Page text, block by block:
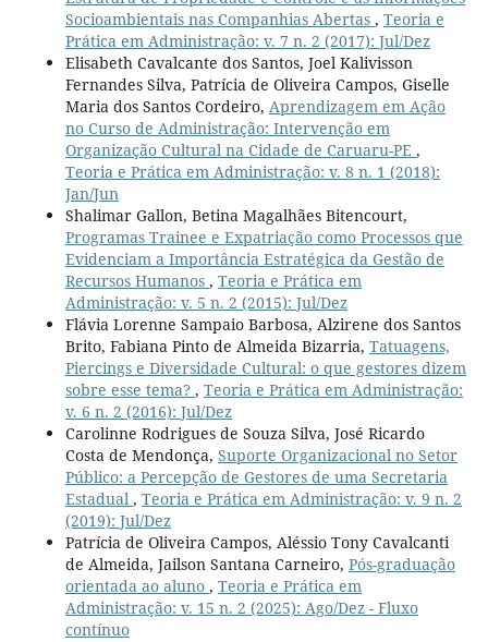
Socioambientais nas Companhias Abertas , Teoria e
Prática em Administração: v. 7 n. 2 (2017): Jul/Dez
Elisabeth Cavalcante dos Santos, Joel Kalivisson
Fernandes Silva, Patrícia de Oliveira Campos, Giselle
Maria dos Santos Cordeiro, Aprendizagem em Ação
no Curso de Administração: Intervenção em
Organização Cultural na Cidade de Caruaru-PE ,
Teoria e Prática em Administração: v. 8 n. 1 (2018):
Jan/Jun
Shalimar Gallon, Betina Magalhães Bitencourt,
Programas Trainee e Expatriação como Processos que
Evidenciam a Importância Estratégica da Gestão de
Recursos Humanos , Teoria e Prática em
Administração: v. 5 n. 2 (2015): Jul/Dez
Flávia Lorenne Sampaio Barbosa, Alzirene dos Santos
Brito, Fabiana Pinto de Almeida Bizarria, Tatuagens,
Piercings e Diversidade Cultural: o que gestores dizem
sobre esse tema? , Teoria e Prática em Administração:
v. 6 n. 2 (2016): Jul/Dez
Carolinne Rodrigues de Souza Silva, José Ricardo
Costa de Mendonça, Suporte Organizacional no Setor
Público: a Percepção de Gestores de uma Secretaria
Estadual , Teoria e Prática em Administração: v. 9 n. 2
(2019): Jul/Dez
Patrícia de Oliveira Campos, Aléssio Tony Cavalcanti
de Almeida, Jailson Santana Carneiro, Pós-graduação
orientada ao aluno , Teoria e Prática em
Administração: v. 15 n. 2 (2025): Ago/Dez - Fluxo
contínuo